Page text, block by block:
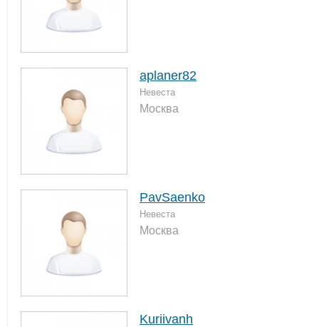
aplaner82
Невеста
Москва
PavSaenko
Невеста
Москва
Kuriivanh